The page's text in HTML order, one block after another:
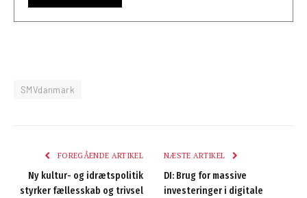
SMVdanmark
FOREGÅENDE ARTIKEL
Ny kultur- og idrætspolitik
styrker fællesskab og trivsel
NÆSTE ARTIKEL
DI: Brug for massive
investeringer i digitale